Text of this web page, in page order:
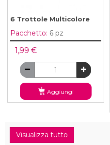
6 Trottole Multicolore
Pacchetto: 6 pz
1,99 €
Aggiungi
Visualizza tutto